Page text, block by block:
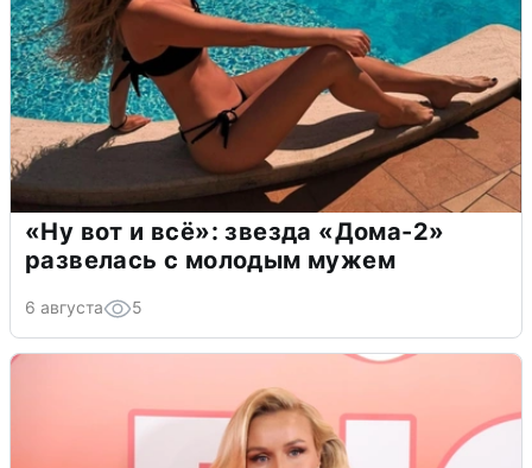
«Ну вот и всё»: звезда «Дома-2»
развелась с молодым мужем
6 августа 5